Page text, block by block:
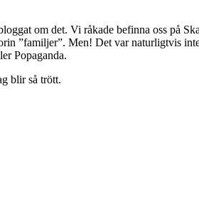
om det. Vi råkade befinna oss på
”familjer”. Men! Det var naturligtvis
Popaganda.
blir så trött.